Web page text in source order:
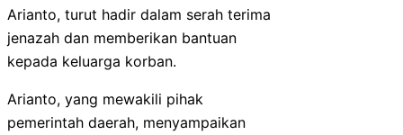
Arianto, turut hadir dalam serah terima
jenazah dan memberikan bantuan
kepada keluarga korban.
Arianto, yang mewakili pihak
pemerintah daerah, menyampaikan